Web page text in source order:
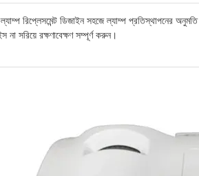
রিপ্লেসমেন্ট ডিজাইন সহজে ল্যাম্প প্রতিস্থাপনের
না সরিয়ে রক্ষণাবেক্ষণ সম্পূর্ণ করুন।